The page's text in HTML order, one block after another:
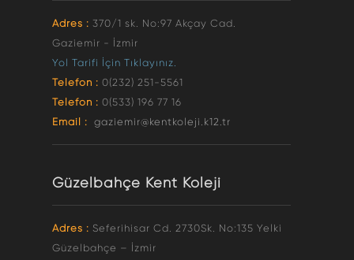
Adres : 370/1 sk. No:97 Akçay Cad.
Gaziemir - İzmir
Yol Tarifi İçin Tıklayınız.
Telefon : 0(232) 251-5561
Telefon : 0(533) 196 77 16
Email : gaziemir@kentkoleji.k12.tr
Güzelbahçe Kent Koleji
Adres : Seferihisar Cd. 2730Sk. No:135 Yelki
Güzelbahçe – İzmir